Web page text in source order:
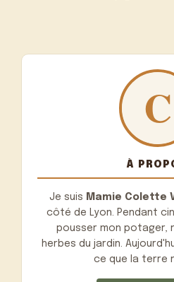
À
Je suis Mamie Colette
côté de Lyon. Pendant
pousser mon potager,
herbes du jardin.
ce que la terre